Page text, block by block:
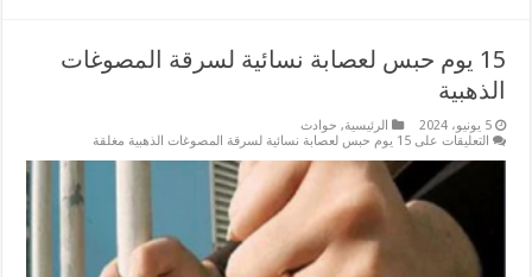
15 يوم حبس لعصابة نسائية لسرقة المصوغات
الذهبية
5 يونيو، 2024 الرئيسية, حوادث
التعليقات على 15 يوم حبس لعصابة نسائية لسرقة المصوغات الذهبية مغلقة